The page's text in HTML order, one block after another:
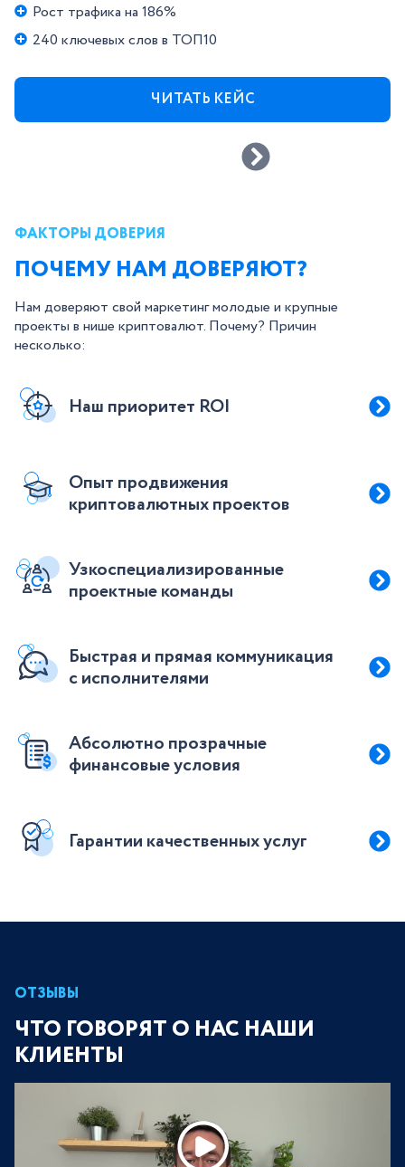
Рост трафика на 186%
240 ключевых слов в ТОП10
ЧИТАТЬ КЕЙС
ФАКТОРЫ ДОВЕРИЯ
ПОЧЕМУ НАМ ДОВЕРЯЮТ?
Нам доверяют свой маркетинг молодые и крупные
проекты в нише криптовалют. Почему? Причин
несколько:
Наш приоритет ROI
Опыт продвижения
криптовалютных проектов
Узкоспециализированные
проектные команды
Быстрая и прямая коммуникация
с исполнителями
Абсолютно прозрачные
финансовые условия
Гарантии качественных услуг
ОТЗЫВЫ
ЧТО ГОВОРЯТ О НАС НАШИ
КЛИЕНТЫ